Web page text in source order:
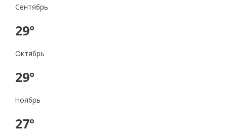
Сентябрь
29°
Октябрь
29°
Ноябрь
27°